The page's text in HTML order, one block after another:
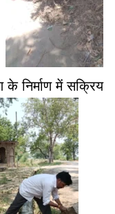
के निर्माण में सक्रिय